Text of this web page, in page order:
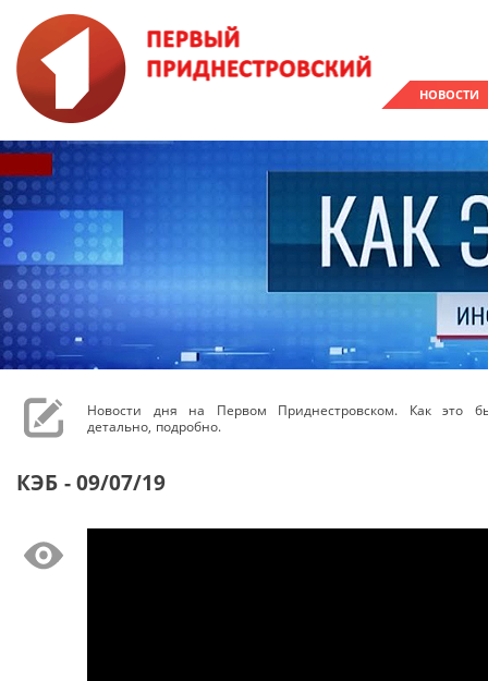
НОВОСТИ
Новости дня на Первом Приднестровском. Как это
детально, подробно.
КЭБ - 09/07/19